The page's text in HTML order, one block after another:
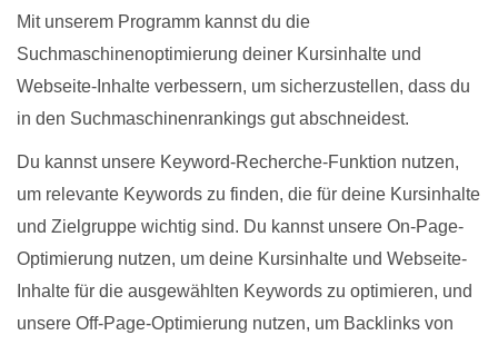
Mit unserem Programm kannst du die
Suchmaschinenoptimierung deiner Kursinhalte und
Webseite-Inhalte verbessern, um sicherzustellen, dass du
in den Suchmaschinenrankings gut abschneidest.
Du kannst unsere Keyword-Recherche-Funktion nutzen,
um relevante Keywords zu finden, die für deine Kursinhalte
und Zielgruppe wichtig sind. Du kannst unsere On-Page-
Optimierung nutzen, um deine Kursinhalte und Webseite-
Inhalte für die ausgewählten Keywords zu optimieren, und
unsere Off-Page-Optimierung nutzen, um Backlinks von